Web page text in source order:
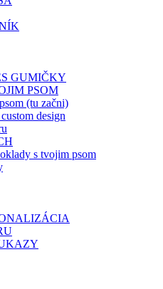
GUMIČKY
PSOM
(tu začni)
design
s tvojim psom